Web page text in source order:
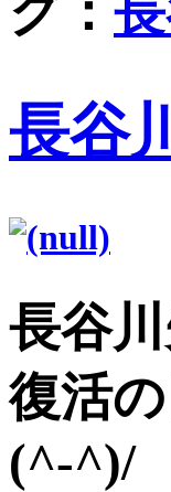
グ：
長谷
長谷
復活
(^-^)/